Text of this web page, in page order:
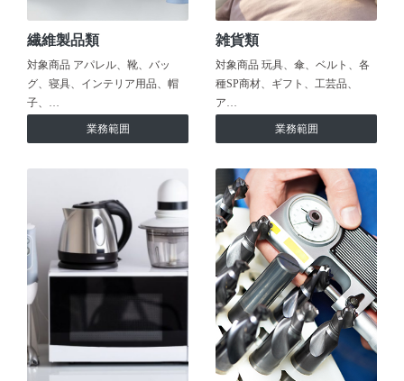
繊維製品類
対象商品 アパレル、靴、バッ
グ、寝具、インテリア用品、帽
子、…
業務範囲
雑貨類
対象商品 玩具、傘、ベルト、各
種SP商材、ギフト、工芸品、
ア…
業務範囲